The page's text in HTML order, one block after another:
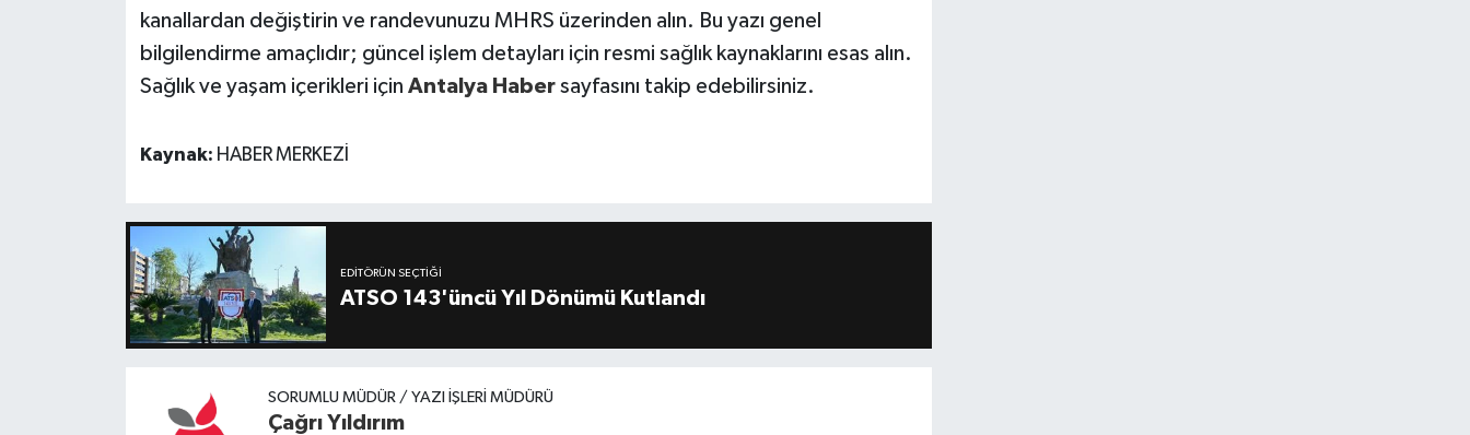
kanallardan değiştirin ve randevunuzu MHRS üzerinden alın. Bu yazı genel
bilgilendirme amaçlıdır; güncel işlem detayları için resmi sağlık kaynaklarını esas alın.
Sağlık ve yaşam içerikleri için Antalya Habersayfasını takip edebilirsiniz.
Kaynak: HABER MERKEZİ
EDITÖRÜN SEÇTIĞI
ATSO 143'üncü Yıl Dönümü Kutlandı
SORUMLU MÜDÜR / YAZI İŞLERI MÜDÜRÜ
Çağrı Yıldırım